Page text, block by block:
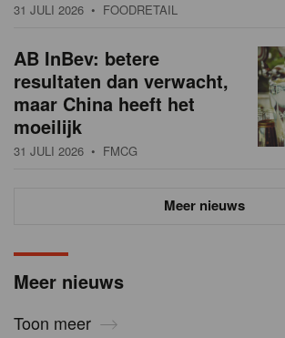
Meer nieuws
Toon meer
31 JULI 2026 • FOODRETAIL
AB InBev: betere
resultaten dan verwacht,
maar China heeft het
moeilijk
31 JULI 2026 • FMCG
Meer nieuws